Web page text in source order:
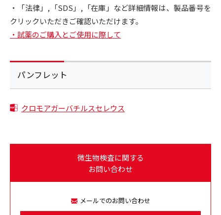
・「法律」,「SDS」,「在庫」など詳細情報は、製品番号を
クリックいただきご確認いただけます。
・試薬のご購入とご使用に際して
パンフレット
クロモアガーバチルスセレウス
微生物検査に関する
お問い合わせ
メールでのお問い合わせ